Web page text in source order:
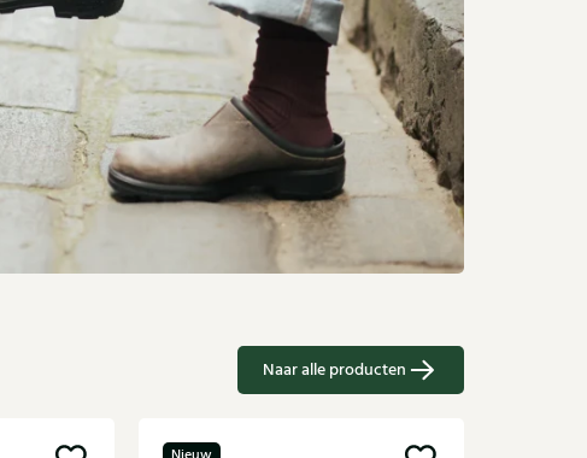
Naar alle producten